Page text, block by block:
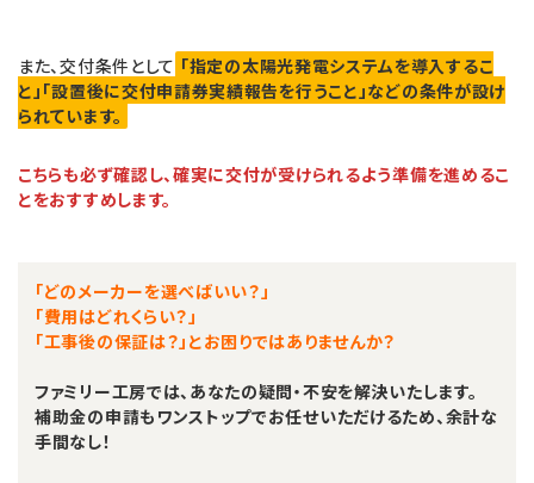
また、交付条件として 「指定の太陽光発電システムを導入するこ
と」「設置後に交付申請券実績報告を行うこと」などの条件が設け
られています。
こちらも必ず確認し、確実に交付が受けられるよう準備を進めるこ
とをおすすめします。
「どのメーカーを選べばいい？」
「費用はどれくらい？」
「工事後の保証は？」とお困りではありませんか？
ファミリー工房では、あなたの疑問・不安を解決いたします。
補助金の申請もワンストップでお任せいただけるため、余計な
手間なし！